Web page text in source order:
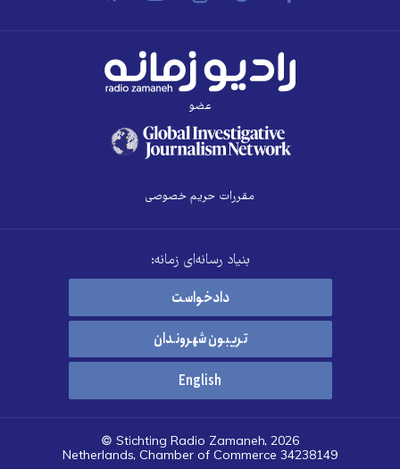
عضو
مقررات حریم خصوصی
بنیاد رسانه‌ای زمانه:
دادخواست
تریبون شهروندان
English
© Stichting Radio Zamaneh, 2026
Netherlands, Chamber of Commerce 34238149